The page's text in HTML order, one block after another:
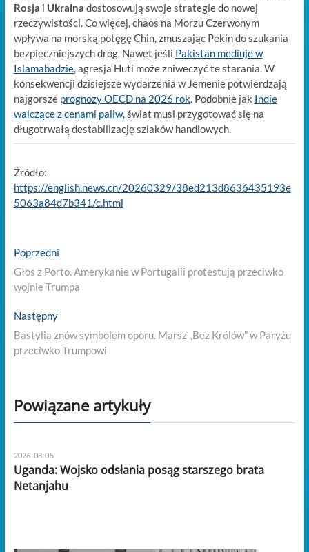
Rosja i Ukraina dostosowują swoje strategie do nowej
rzeczywistości. Co więcej, chaos na Morzu Czerwonym
wpływa na morską potęgę Chin, zmuszając Pekin do szukania
bezpieczniejszych dróg. Nawet jeśli Pakistan mediuje w
Islamabadzie, agresja Huti może zniweczyć te starania. W
konsekwencji dzisiejsze wydarzenia w Jemenie potwierdzają
najgorsze prognozy OECD na 2026 rok. Podobnie jak Indie
walczące z cenami paliw, świat musi przygotować się na
długotrwałą destabilizację szlaków handlowych.
Źródło:
https://english.news.cn/20260329/38ed213d8636435193e
5063a84d7b341/c.html
Nawigacja
wpisu
PoprzedniPrevious
post:
Głos z Porto. Amerykanie w Portugalii protestują przeciwko
wojnie Trumpa
NastępnyNext
post:
Bastylia znów symbolem oporu. Marsz „Bez Królów” w Paryżu
przeciwko Trumpowi
Powiązane artykuły
2026-08-05
Uganda: Wojsko odsłania posąg starszego brata
Netanjahu